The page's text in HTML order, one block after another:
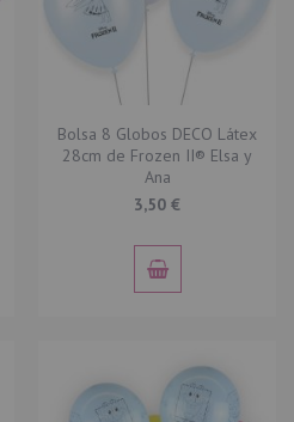
Bolsa 8 Globos DECO Látex
28cm de Frozen II® Elsa y
Ana
3,50 €